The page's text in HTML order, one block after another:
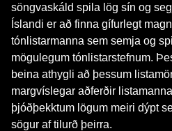
söngvaskáld spila lög sín og
Íslandi er að finna gífurlegt
tónlistarmanna sem semja og
mögulegum tónlistarstefnum.
beina athygli að þessum
margvíslegar aðferðir
þjóðþekktum lögum meiri dýpt
sögur af tilurð þeirra.